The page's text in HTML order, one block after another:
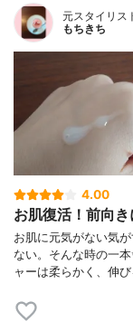
元スタイリス
もちきち
4.00
お肌復活！前向き
お肌に元気がない気
ない。そんな時の一
ャーは柔らかく、伸